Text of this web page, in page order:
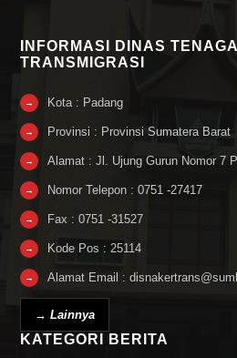
INFORMASI DINAS
TRANSMIGRASI
→ Kota : Padang
→ Provinsi : Provinsi Sumatera Barat
→ Alamat : Jl. Ujung Gurun Nomor 7
→ Nomor Telepon : 0751 -27417
→ Fax : 0751 -31527
→ Kode Pos : 25114
→ Alamat Email :
→ Lainnya
KATEGORI BERITA